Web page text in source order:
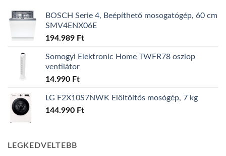
BOSCH Serie 4, Beépíthető mosogatógép, 60 cm
SMV4ENX06E
194.989 Ft
Somogyi Elektronic Home TWFR78 oszlop
ventilátor
14.990 Ft
LG F2X10S7NWK Elöltöltős mosógép, 7 kg
144.990 Ft
LEGKEDVELTEBB